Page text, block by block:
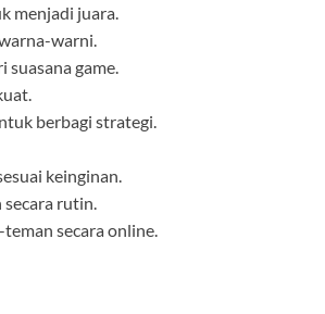
menjadi juara.
warni.
game.
berbagi strategi.
keinginan.
rutin.
secara online.